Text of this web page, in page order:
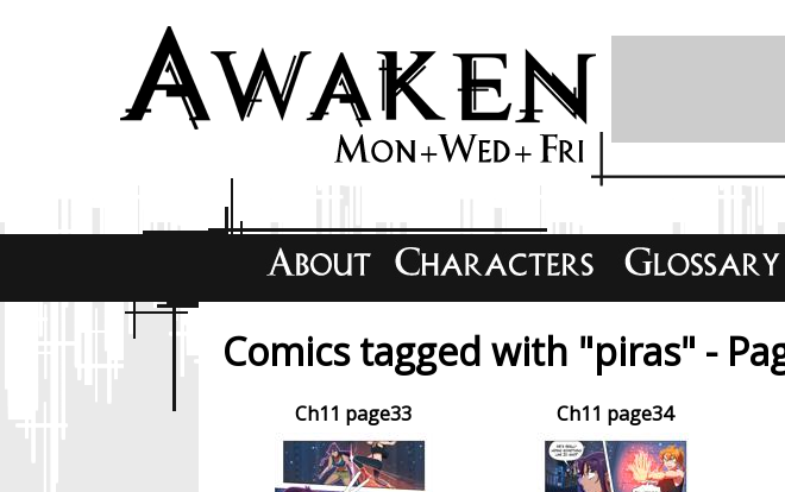
Comics tagged with "piras" -
Ch11 page33 Ch11 page34